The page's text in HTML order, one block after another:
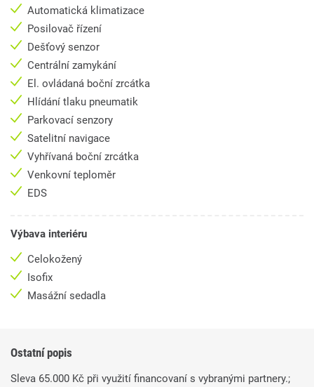
Automatická klimatizace
Posilovač řízení
Dešťový senzor
Centrální zamykání
El. ovládaná boční zrcátka
Hlídání tlaku pneumatik
Parkovací senzory
Satelitní navigace
Vyhřívaná boční zrcátka
Venkovní teploměr
EDS
Výbava interiéru
Celokožený
Isofix
Masážní sedadla
Ostatní popis
Sleva 65.000 Kč při využití financovaní s vybranými partnery.;